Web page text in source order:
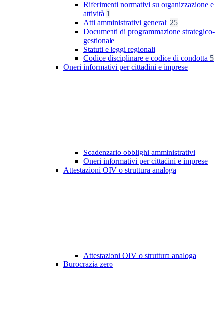
Riferimenti normativi su organizzazione e
attività 1
Atti amministrativi generali 25
Documenti di programmazione strategico-
gestionale
Statuti e leggi regionali
Codice disciplinare e codice di condotta 5
Oneri informativi per cittadini e imprese
Scadenzario obblighi amministrativi
Oneri informativi per cittadini e imprese
Attestazioni OIV o struttura analoga
Attestazioni OIV o struttura analoga
Burocrazia zero